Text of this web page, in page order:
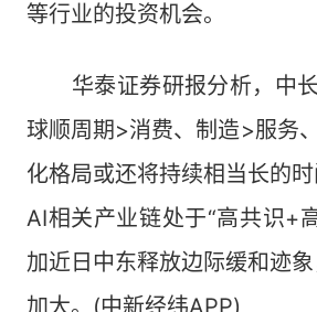
等行业的投资机会。
华泰证券研报分析，中长
球顺周期>消费、制造>服务
化格局或还将持续相当长的时
AI相关产业链处于“高共识+
加近日中东释放边际缓和迹
加大。(中新经纬APP)